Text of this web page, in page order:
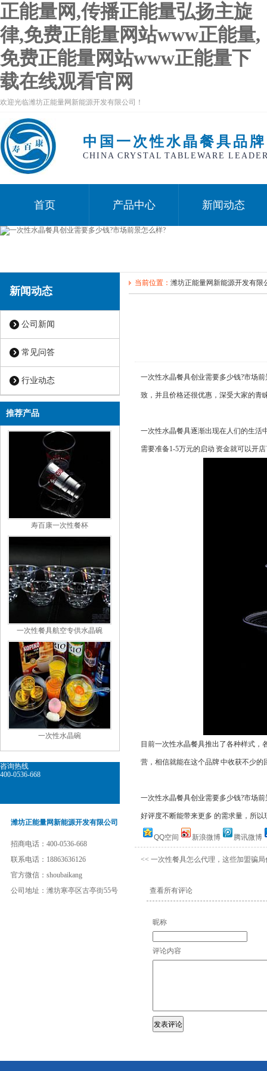
正能量网,传播正能量弘扬主旋
律,免费正能量网站www正能量,
免费正能量网站www正能量下
载在线观看官网
欢迎光临潍坊正能量网新能源开发有限公司！
中国一次性水晶餐具品牌
CHINA CRYSTAL TABLEWARE
首页 产品中心 新闻动态
新闻动态
公司新闻
常见问答
行业动态
推荐产品
寿百康一次性餐杯
一次性餐具航空专供水晶碗
一次性水晶碗
咨询热线
400-0536-668
潍坊正能量网新能源开发有限公司
招商电话：400-0536-668
联系电话：18863636126
官方微信：shoubaikang
公司地址：潍坊寒亭区古亭街55号
当前位置： 潍坊正能量网新能源开发有限
一次性水晶餐具创业需要多少钱?市场前景
致，并且价格还很优惠，深受大家的
一次性水晶餐具逐渐出现在人们的生活中
需要准备1-5万元的启动 资金就可以开店了
目前一次性水晶餐具推出了各种样式，各
营，相信就能在这个品牌 中收获不少的回报
一次性水晶餐具创业需要多少钱?市场前
好评度不断能带来更多 的需求量，所以
QQ空间 新浪微博 腾讯微博
<< 一次性餐具怎么代理，这些加盟骗局
查看所有评论
昵称
评论内容